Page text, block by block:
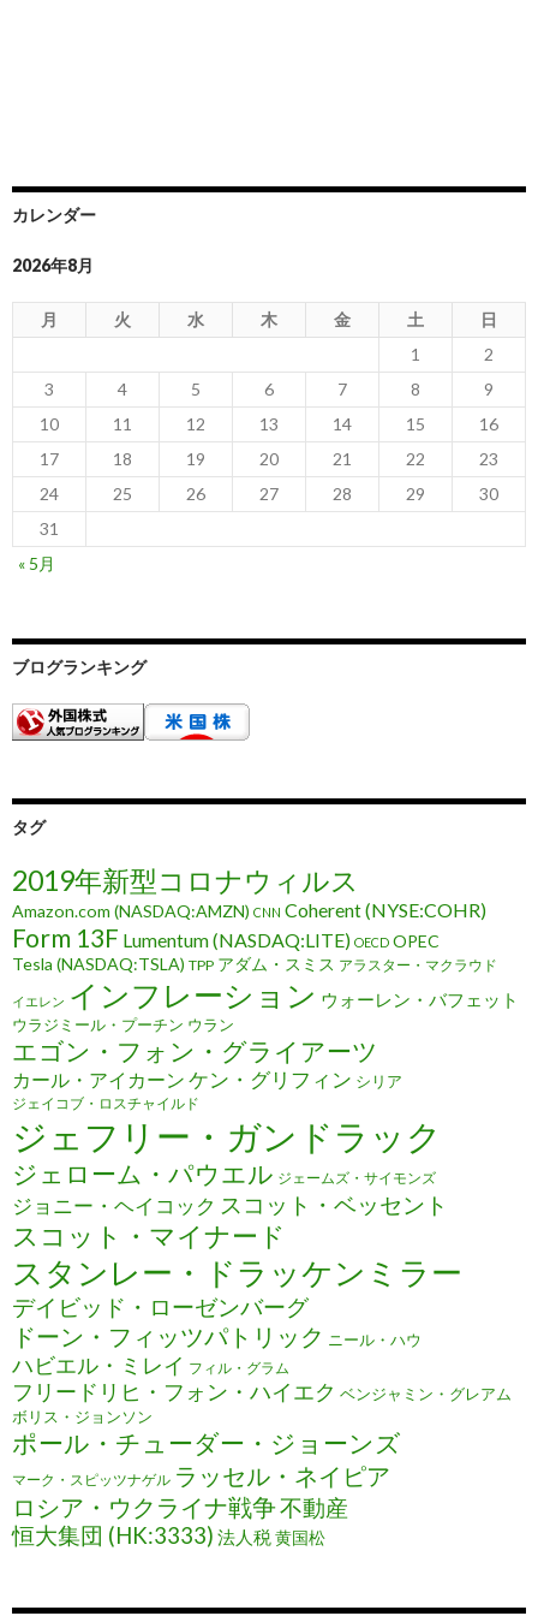
カレンダー
2026年8月
月 火 水 木 金 土
日
1
2
3
4 5 6 7 8
9
10
11 12 13 14 15
16
17
18 19 20 21 22
23
24
25 26 27 28 29
30
31
« 5月
ブログランキング
タグ
2019年新型コロナウィルス
Amazon.com (NASDAQ:AMZN) CNN Coherent (NYSE:COHR)
Form 13F Lumentum (NASDAQ:LITE) OECD OPEC
Tesla (NASDAQ:TSLA) TPP アダム・スミス アラスター・マクラウド
イエレン インフレーション ウォーレン・バフェット
ウラジミール・プーチン ウラン
エゴン・フォン・グライアーツ
カール・アイカーン ケン・グリフィン シリア
ジェイコブ・ロスチャイルド
ジェフリー・ガンドラック
ジェローム・パウエル ジェームズ・サイモンズ
ジョニー・ヘイコック スコット・ベッセント
スコット・マイナード
スタンレー・ドラッケンミラー
デイビッド・ローゼンバーグ
ドーン・フィッツパトリック ニール・ハウ
ハビエル・ミレイ フィル・グラム
フリードリヒ・フォン・ハイエク ベンジャミン・グレアム
ボリス・ジョンソン
ポール・チューダー・ジョーンズ
マーク・スピッツナゲル ラッセル・ネイピア
ロシア・ウクライナ戦争不動産
恒大集団 (HK:3333) 法人税黄国松